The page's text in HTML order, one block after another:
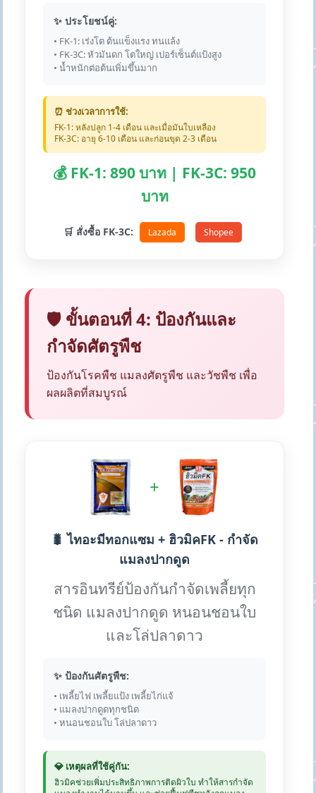
✨ ประโยชน์คู่:
• FK-1: เร่งโต ต้นแข็งแรง ทนแล้ง
• FK-3C: หัวมันดก โตใหญ่ เปอร์เซ็นต์แป้งสูง
• น้ำหนักต่อต้นเพิ่มขึ้นมาก
⏰ ช่วงเวลาการใช้:
FK-1: หลังปลูก 1-4 เดือน และเมื่อมันใบเหลือง
FK-3C: อายุ 6-10 เดือน และก่อนขุด 2-3 เดือน
💰 FK-1: 890 บาท | FK-3C: 950
บาท
🛒 สั่งซื้อ FK-3C: Lazada Shopee
🛡️ ขั้นตอนที่ 4: ป้องกันและ
กำจัดศัตรูพืช
ป้องกันโรคพืช แมลงศัตรูพืช และวัชพืช เพื่อ
ผลผลิตที่สมบูรณ์
+
🐛 ไทอะมีทอกแซม + ฮิวมิคFK - กำจัด
แมลงปากดูด
สารอินทรีย์ป้องกันกำจัดเพลี้ยทุก
ชนิด แมลงปากดูด หนอนชอนใบ
และโล่ปลาดาว
✨ ป้องกันศัตรูพืช:
• เพลี้ยไฟ เพลี้ยแป้ง เพลี้ยไก่แจ้
• แมลงปากดูดทุกชนิด
• หนอนชอนใบ โล่ปลาดาว
💎 เหตุผลที่ใช้คู่กัน:
ฮิวมิคช่วยเพิ่มประสิทธิภาพการติดผิวใบ ทำให้สารกำจัด